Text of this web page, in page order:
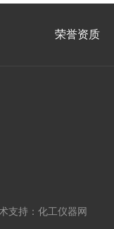
荣誉资质
支持： 化工仪器网